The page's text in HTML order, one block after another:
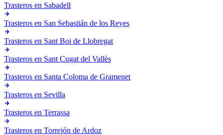
Trasteros en Sabadell
Trasteros en San Sebastián de los Reyes
Trasteros en Sant Boi de Llobregat
Trasteros en Sant Cugat del Vallès
Trasteros en Santa Coloma de Gramenet
Trasteros en Sevilla
Trasteros en Terrassa
Trasteros en Torrejón de Ardoz